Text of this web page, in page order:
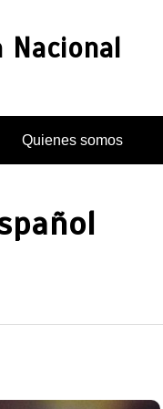
Nacional
Quienes somos